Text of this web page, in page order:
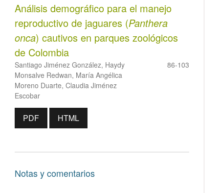
Análisis demográfico para el manejo
reproductivo de jaguares (Panthera
onca) cautivos en parques zoológicos
de Colombia
Santiago Jiménez González, Haydy
Monsalve Redwan, María Angélica
Moreno Duarte, Claudia Jiménez
Escobar
86-103
PDF HTML
Notas y comentarios